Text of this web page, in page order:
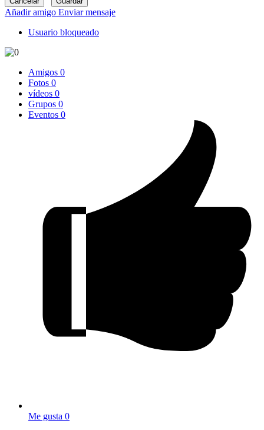
Añadir amigo Enviar mensaje
Usuario bloqueado
Amigos 0
Fotos 0
vídeos 0
Grupos 0
Eventos 0
Me gusta 0